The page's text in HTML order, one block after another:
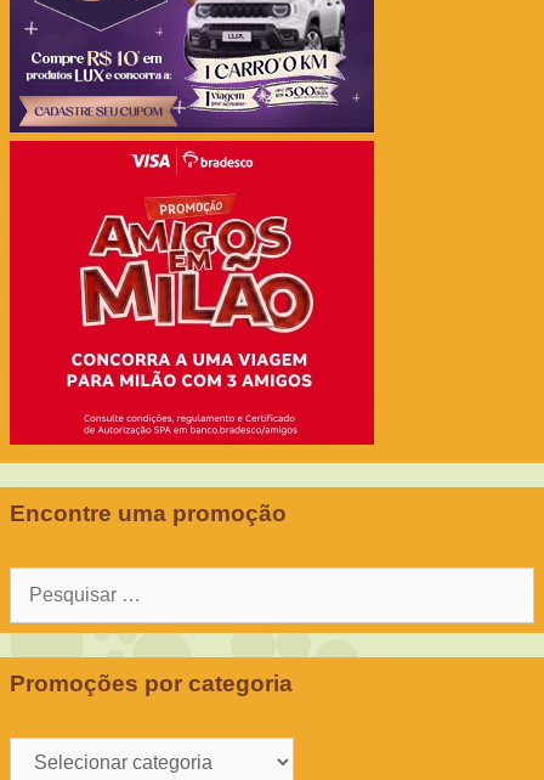
Encontre uma promoção
Pesquisar
Promoções por categoria
Promoções